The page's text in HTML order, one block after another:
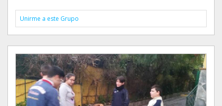
Unirme a este Grupo